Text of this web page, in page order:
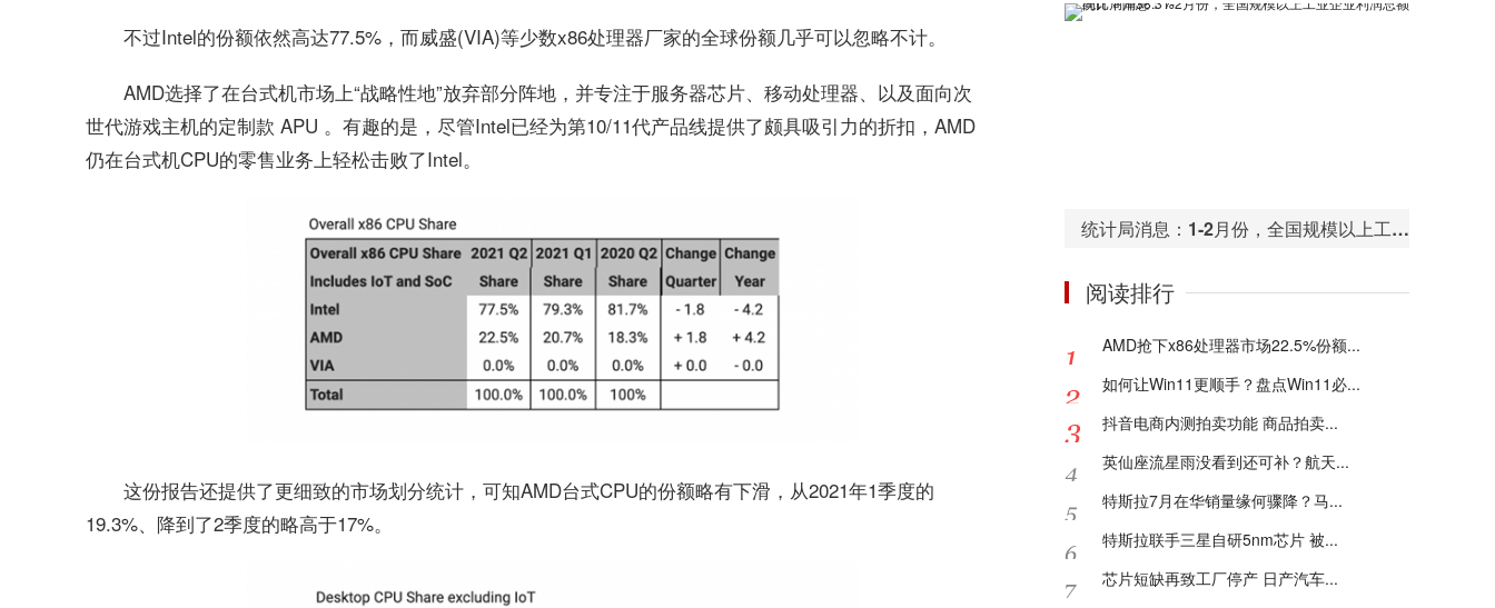
不过Intel的份额依然高达77.5%，而威盛(VIA)等少数x86处理器厂家的全球份额几乎可以忽略不计。
AMD选择了在台式机市场上“战略性地”放弃部分阵地，并专注于服务器芯片、移动处理器、以及面向次
世代游戏主机的定制款 APU 。有趣的是，尽管Intel已经为第10/11代产品线提供了颇具吸引力的折扣，AMD
仍在台式机CPU的零售业务上轻松击败了Intel。
这份报告还提供了更细致的市场划分统计，可知AMD台式CPU的份额略有下滑，从2021年1季度的
19.3%、降到了2季度的略高于17%。
统计局消息：1-2月份，全国规模以上工业企业利润总额同比下降38.3%
阅读排行
AMD抢下x86处理器市场22.5%份额...
如何让Win11更顺手？盘点Win11必...
抖音电商内测拍卖功能 商品拍卖...
英仙座流星雨没看到还可补？航天...
特斯拉7月在华销量缘何骤降？马...
特斯拉联手三星自研5nm芯片 被...
芯片短缺再致工厂停产 日产汽车...